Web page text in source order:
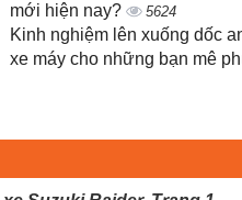
mới hiện nay?
5624
Kinh nghiệm lên xuống dốc
xe máy cho những bạn mê